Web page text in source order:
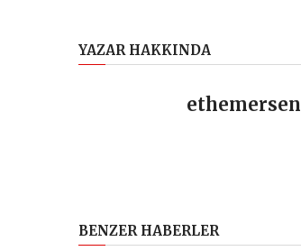
YAZAR HAKKINDA
ethemersen
BENZER HABERLER